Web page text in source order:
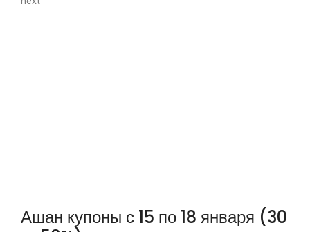
Ашан купоны с 15 по 18 января (30